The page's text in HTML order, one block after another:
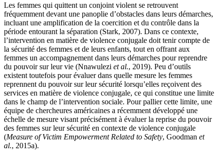
Les femmes qui quittent un conjoint violent se retrouvent
fréquemment devant une panoplie d’obstacles dans leurs démarches,
incluant une amplification de la coercition et du contrôle dans la
période entourant la séparation (Stark, 2007). Dans ce contexte,
l’intervention en matière de violence conjugale doit tenir compte de
la sécurité des femmes et de leurs enfants, tout en offrant aux
femmes un accompagnement dans leurs démarches pour reprendre
du pouvoir sur leur vie (Nnawulezi et al., 2019). Peu d’outils
existent toutefois pour évaluer dans quelle mesure les femmes
reprennent du pouvoir sur leur sécurité lorsqu’elles reçoivent des
services en matière de violence conjugale, ce qui constitue une limite
dans le champ de l’intervention sociale. Pour pallier cette limite, une
équipe de chercheures américaines a récemment développé une
échelle de mesure visant précisément à évaluer la reprise du pouvoir
des femmes sur leur sécurité en contexte de violence conjugale
(Measure of Victim Empowerment Related to Safety, Goodman et
al., 2015a).